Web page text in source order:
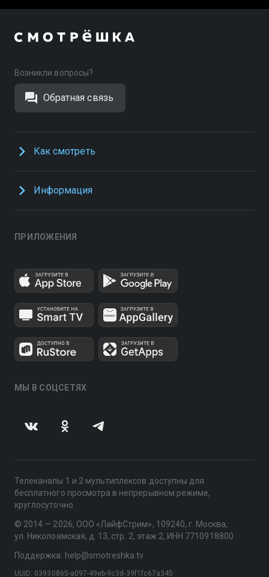
Возникли вопросы?
Обратная связь
Как смотреть
Информация
ПРИЛОЖЕНИЯ
МЫ В СОЦСЕТЯХ
Телеканалы 1 и 2 мультиплексов доступны для
бесплатного просмотра в непрерывном режиме,
круглосуточно.
© 2014 — 2026, ООО «ЛайфСтрим», 109240, г. Москва,
ул. Николоямская, д. 13, стр. 2, этаж 2, ИНН 7710918800
Поддержка: help@smotreshka.tv
UUID: 03930865-a097-49eb-9c3d-39f1fc67a345